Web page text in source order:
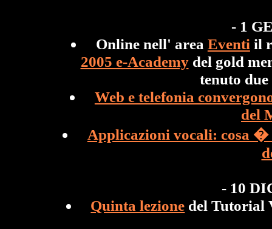
- 1
Online nell' area Eventi il
2005 e-Academydel gold
tenuto
Web e telefonia
del
Applicazioni vocali: cosa �
- 10
Quinta lezione del Tutorial